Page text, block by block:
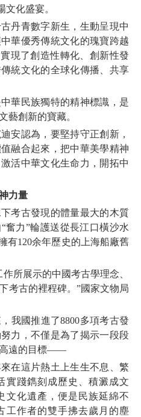
文化盛宴。
青數字新生，生動呈現中
華優秀傳統文化的瑰寶跨越
現了創造性轉化、創新性發
統文化的全球化傳播、共享
民族獨特的精神標識，是
藝創新的寶藏。
認為，要堅持守正創新，
融合起來，把中華美學精神
活中華文化生命力，開拓中
力量
考古發現的體量最大的木質
力”輪護送從長江口橫沙水
有120余年歷史的上海船廠舊
展示的中國考古學理念、
考古的裡程碑。”國家文物局
國推進了8800多項考古發
力，不僅是為了揭示一段段
高遠的目標——
這片熱土上生生不息、繁
實踐鐫刻成歷史、積澱成文
文化遺產，便是民族延綿不
工作者的雙手拂去歲月的塵